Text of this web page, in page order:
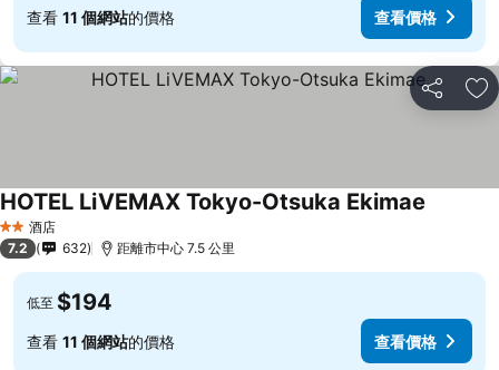
查看 11 個網站的價格 查看價格
分享 放
2 星級酒店
HOTEL LiVEMAX Tokyo-Otsuka Ekimae
7.2 632 距離市中心 7.5 公里
低至 $194
查看 11 個網站的價格 查看價格